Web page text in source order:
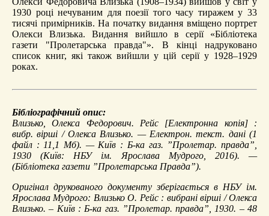
1930 році нечуваним для поезії того часу тиражем у 33
тисячі примірників. На початку видання вміщено портрет
Олекси Влизька. Видання вийшло в серії «Бібліотека
газети "Пролетарська правда"». В кінці надруковано
список книг, які також вийшли у цій серії у 1928–1929
роках.
Бібліографічний опис:
Влизько, Олекса Федорович. Рейс [Електронна копія] :
вибр. вірші / Олекса Влизько. — Електрон. текст. дані (1
файл : 11,1 Мб). — Київ : Б-ка газ. ”Пролетар. правда”,
1930 (Київ: НБУ ім. Ярослава Мудрого, 2016). —
(Бібліотека газети ”Пролетарська Правда”).
Оригінал друкованого документу зберігається в НБУ ім.
Ярослава Мудрого: Влизько О. Рейс : вибрані вірші / Олекса
Влизько. – Київ : Б-ка газ. ”Пролетар. правда”, 1930. – 48